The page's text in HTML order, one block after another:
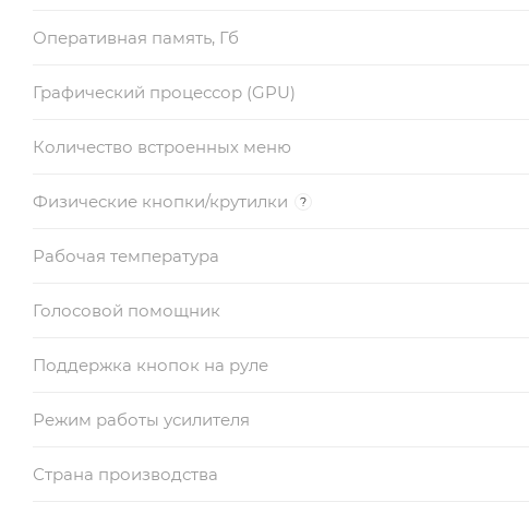
Оперативная память, Гб
Графический процессор (GPU)
Количество встроенных меню
Физические кнопки/крутилки ?
Рабочая температура
Голосовой помощник
Поддержка кнопок на руле
Режим работы усилителя
Страна производства